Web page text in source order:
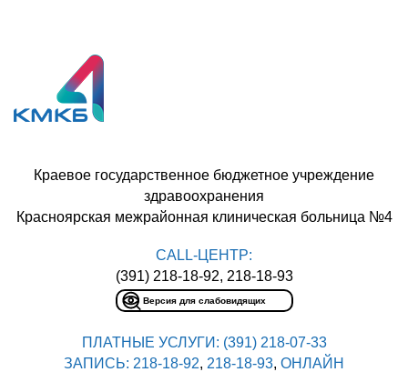
CALL-ЦЕНТР:
(391) 218-18-92, 218-18-93
Версия для слабовидящих
Краевое государственное бюджетное учреждение
здравоохранения
Красноярская межрайонная клиническая больница №4
ПЛАТНЫЕ УСЛУГИ: (391) 218-07-33
ЗАПИСЬ: 218-18-92, 218-18-93, ОНЛАЙН